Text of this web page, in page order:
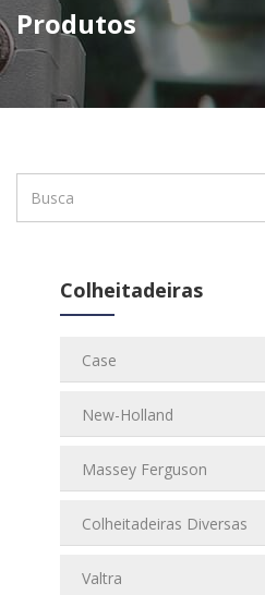
Produtos
Colheitadeiras
Case
New-Holland
Massey Ferguson
Colheitadeiras Diversas
Valtra